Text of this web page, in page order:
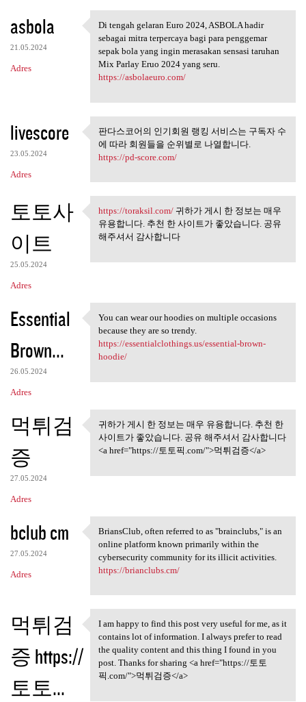
asbola
21.05.2024
Adres
Di tengah gelaran Euro 2024,
Di tengah gelaran Euro 2024, ASBOLA hadir
sebagai mitra terpercaya bagi para penggemar
sepak bola yang ingin merasakan sensasi taruhan
Mix Parlay Eruo 2024 yang seru.
https://asbolaeuro.com/
livescore
23.05.2024
Adres
판다스코어의 인기회원 랭킹 서
비스는 구독자 수에 따라
판다스코어의 인기회원 랭킹 서비스는 구독자 수
에 따라 회원들을 순위별로 나열합니다.
https://pd-score.com/
토토사
이트
25.05.2024
Adres
https://toraksil.com/ 귀하가 게시
https://toraksil.com/귀하가 게시 한 정보는 매우
유용합니다. 추천 한 사이트가 좋았습니다. 공유
해주셔서 감사합니다
Essential
Brown...
26.05.2024
Adres
You can wear our hoodies on
You can wear our hoodies on multiple occasions
because they are so trendy.
https://essentialclothings.us/essential-brown-
hoodie/
먹튀검
증
27.05.2024
Adres
귀하가 게시 한 정보는 매우 유용
합니다. 추천 한
귀하가 게시 한 정보는 매우 유용합니다. 추천 한
사이트가 좋았습니다. 공유 해주셔서 감사합니다
<a href="https://토토픽.com/">먹튀검증</a>
bclub cm
27.05.2024
Adres
BriansClub, often referred to
BriansClub, often referred to as "brainclubs," is an
online platform known primarily within the
cybersecurity community for its illicit activities.
https://brianclubs.cm/
먹튀검
증 https://
토토...
I am happy to find this post
I am happy to find this post very useful for me, as it
contains lot of information. I always prefer to read
the quality content and this thing I found in you
post. Thanks for sharing <a href="https://토토
픽.com/">먹튀검증</a>